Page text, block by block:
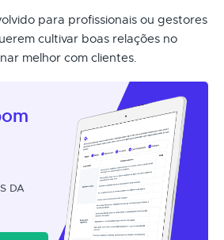
para profissionais ou gestores
cultivar boas relações no
melhor com clientes.
DA